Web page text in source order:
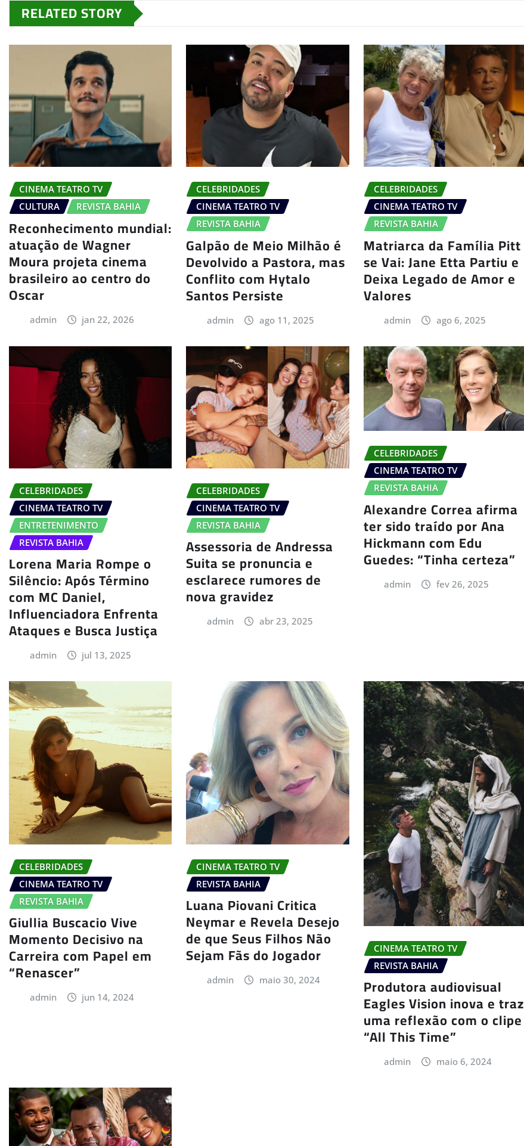
RELATED STORY
CINEMA TEATRO TV
CULTURA
REVISTA BAHIA
Reconhecimento mundial:
atuação de Wagner
Moura projeta cinema
brasileiro ao centro do
Oscar
admin jan 22, 2026
CELEBRIDADES
CINEMA TEATRO TV
REVISTA BAHIA
Galpão de Meio Milhão é
Devolvido a Pastora, mas
Conflito com Hytalo
Santos Persiste
admin ago 11, 2025
CELEBRIDADES
CINEMA TEATRO TV
REVISTA BAHIA
Matriarca da Família Pitt
se Vai: Jane Etta Partiu e
Deixa Legado de Amor e
Valores
admin ago 6, 2025
CELEBRIDADES
CINEMA TEATRO TV
ENTRETENIMENTO
REVISTA BAHIA
Lorena Maria Rompe o
Silêncio: Após Término
com MC Daniel,
Influenciadora Enfrenta
Ataques e Busca Justiça
admin jul 13, 2025
CELEBRIDADES
CINEMA TEATRO TV
REVISTA BAHIA
Assessoria de Andressa
Suita se pronuncia e
esclarece rumores de
nova gravidez
admin abr 23, 2025
CELEBRIDADES
CINEMA TEATRO TV
REVISTA BAHIA
Alexandre Correa afirma
ter sido traído por Ana
Hickmann com Edu
Guedes: “Tinha certeza”
admin fev 26, 2025
CELEBRIDADES
CINEMA TEATRO TV
REVISTA BAHIA
Giullia Buscacio Vive
Momento Decisivo na
Carreira com Papel em
“Renascer”
admin jun 14, 2024
CINEMA TEATRO TV
REVISTA BAHIA
Luana Piovani Critica
Neymar e Revela Desejo
de que Seus Filhos Não
Sejam Fãs do Jogador
admin maio 30, 2024
CINEMA TEATRO TV
REVISTA BAHIA
Produtora audiovisual
Eagles Vision inova e traz
uma reflexão com o clipe
“All This Time”
admin maio 6, 2024